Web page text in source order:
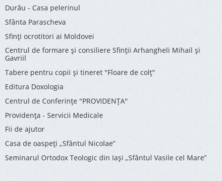
Durău - Casa pelerinul
Sfânta Parascheva
Sfinți ocrotitori ai Moldovei
Centrul de formare și consiliere Sfinții Arhangheli Mihail și
Gavriil
Tabere pentru copii şi tineret "Floare de colţ"
Editura Doxologia
Centrul de Conferinţe "PROVIDENŢA"
Providenţa - Servicii Medicale
Fii de ajutor
Casa de oaspeți „Sfântul Nicolae”
Seminarul Ortodox Teologic din Iași „Sfântul Vasile cel Mare”